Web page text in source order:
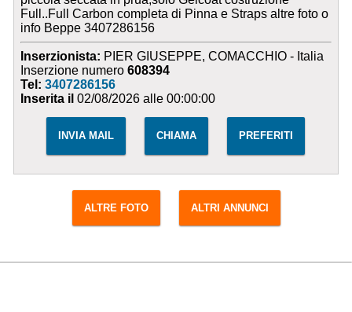
Full..Full Carbon completa di Pinna e Straps altre foto o
info Beppe 3407286156
Inserzionista: PIER GIUSEPPE, COMACCHIO - Italia
Inserzione numero608394
Tel:3407286156
Inserita il 02/08/2026 alle 00:00:00
INVIA MAIL CHIAMA PREFERITI
ALTRE FOTO ALTRI ANNUNCI